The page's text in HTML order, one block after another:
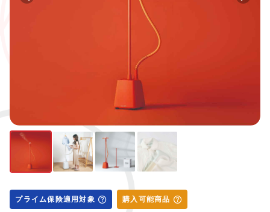
プライム保険適用対象 購入可能商品